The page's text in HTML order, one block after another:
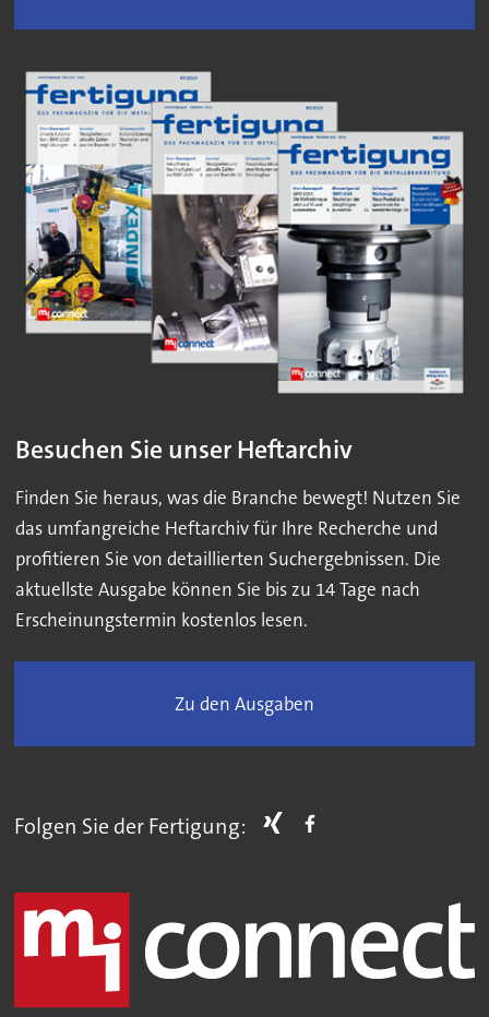
Besuchen Sie unser Heftarchiv
Finden Sie heraus, was die Branche bewegt! Nutzen Sie
das umfangreiche Heftarchiv für Ihre Recherche und
profitieren Sie von detaillierten Suchergebnissen. Die
aktuellste Ausgabe können Sie bis zu 14 Tage nach
Erscheinungstermin kostenlos lesen.
Zu den Ausgaben
Folgen Sie der Fertigung: